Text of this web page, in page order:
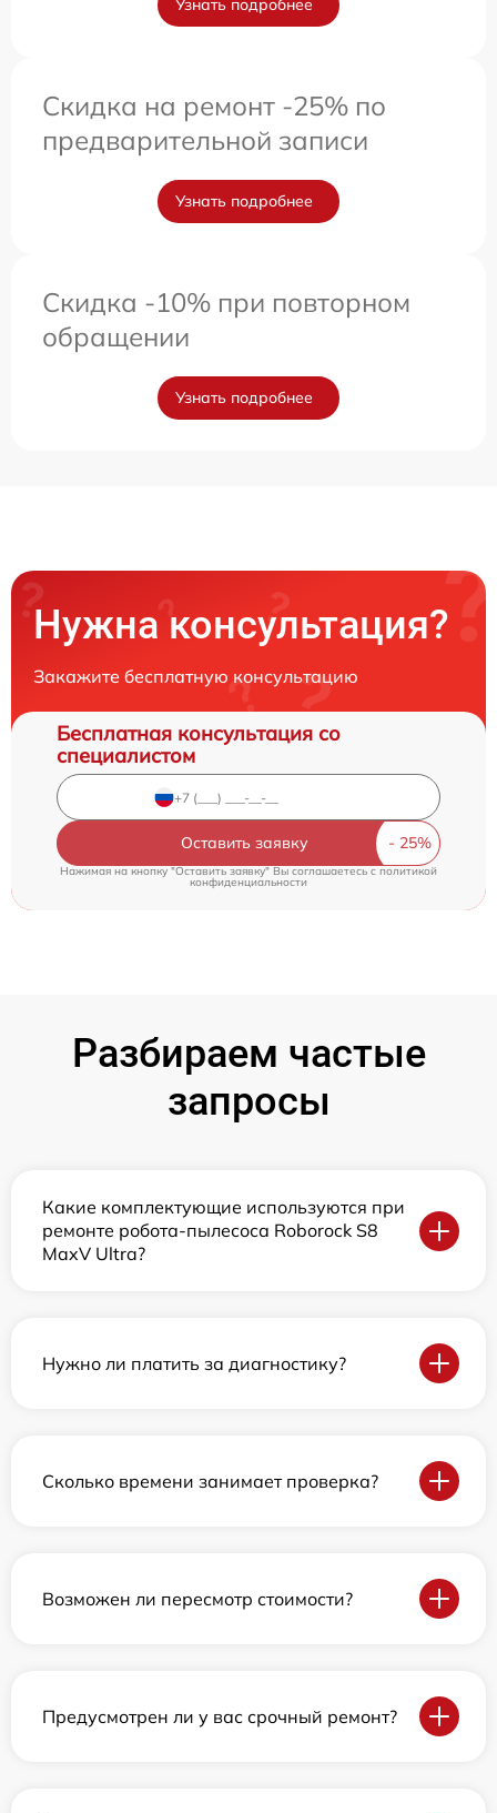
Узнать подробнее
Скидка на ремонт -25% по
предварительной записи
Узнать подробнее
Скидка -10% при повторном
обращении
Узнать подробнее
Нужна консультация?
Закажите бесплатную консультацию
Бесплатная консультация со
специалистом
Оставить заявку
Нажимая на кнопку "Оставить заявку" Вы соглашаетесь c политикой
конфиденциальности
Разбираем частые
запросы
Какие комплектующие используются при
ремонте робота-пылесоса Roborock S8
MaxV Ultra?
Нужно ли платить за диагностику?
Сколько времени занимает проверка?
Возможен ли пересмотр стоимости?
Предусмотрен ли у вас срочный ремонт?